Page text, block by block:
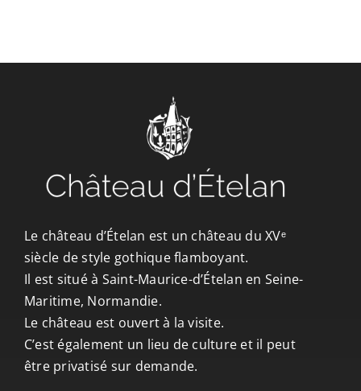
L’ASSOCIATION
CONTACT/ACCÈS
Le château d’Ételan est un château du XVᵉ
siècle de style gothique flamboyant.
Il est situé à Saint-Maurice-d’Ételan en Seine-
Maritime, Normandie.
Le château est ouvert à la visite.
C’est également un lieu de culture et il peut
être privatisé sur demande.